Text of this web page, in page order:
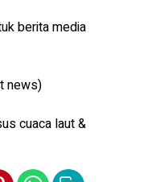
berita media
news)
cuaca laut &